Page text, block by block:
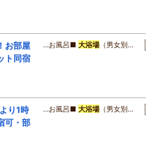
お部屋
ト同宿
…お風呂■ 大浴場 （男女別…
り1時
可・部
…お風呂■ 大浴場 （男女別…